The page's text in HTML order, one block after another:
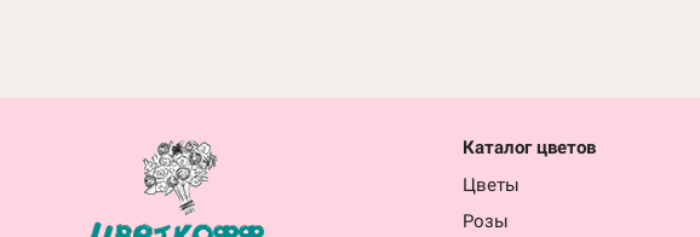
Каталог цветов
Цветы
Розы